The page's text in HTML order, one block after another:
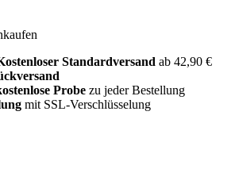
Standardversand ab 42,90 €
Probe zu jeder Bestellung
mit SSL-Verschlüsselung